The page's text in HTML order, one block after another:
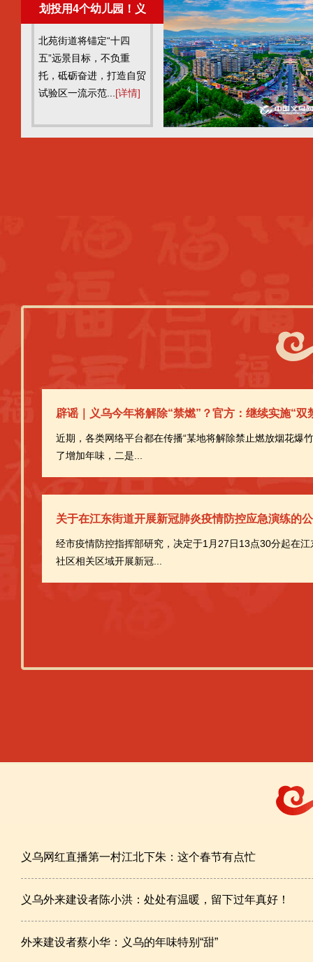
划投用4个幼儿园！义
乌北苑翻开2021新篇章
北苑街道将锚定“十四
五”远景目标，不负重
托，砥砺奋进，打造自贸
试验区一流示范... [详情]
辟谣｜义乌今年将解除“禁燃”？官方：继续实施“双
近期，各类网络平台都在传播“某地将解除禁止燃放烟花爆
了增加年味，二是...
关于在江东街道开展新冠肺炎疫情防控应急演练的
经市疫情防控指挥部研究，决定于1月27日13点30分起在
社区相关区域开展新冠...
义乌网红直播第一村江北下朱：这个春节有点忙
义乌外来建设者陈小洪：处处有温暖，留下过年真好！
外来建设者蔡小华：义乌的年味特别“甜”